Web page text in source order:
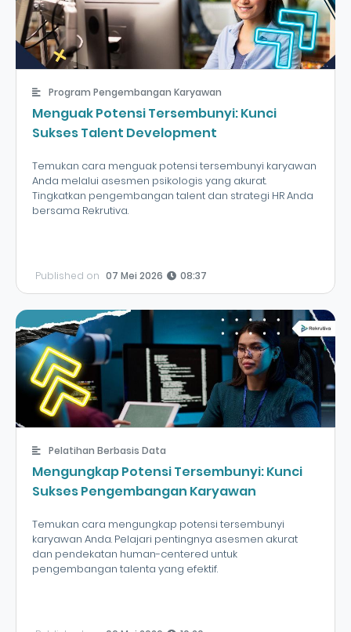
Program Pengembangan Karyawan
Menguak Potensi Tersembunyi: Kunci
Sukses Talent Development
Temukan cara menguak potensi tersembunyi karyawan
Anda melalui asesmen psikologis yang akurat.
Tingkatkan pengembangan talent dan strategi HR Anda
bersama Rekrutiva.
Published on 07 Mei 2026 08:37
Pelatihan Berbasis Data
Mengungkap Potensi Tersembunyi: Kunci
Sukses Pengembangan Karyawan
Temukan cara mengungkap potensi tersembunyi
karyawan Anda. Pelajari pentingnya asesmen akurat
dan pendekatan human-centered untuk
pengembangan talenta yang efektif.